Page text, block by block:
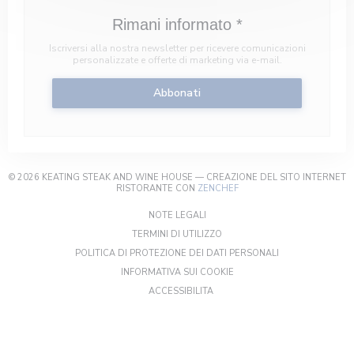
Rimani informato *
Iscriversi alla nostra newsletter per ricevere comunicazioni
personalizzate e offerte di marketing via e-mail.
Abbonati
© 2026 KEATING STEAK AND WINE HOUSE — CREAZIONE DEL SITO INTERNET
RISTORANTE CON ZENCHEF((APRE UNA NUOVA
NOTE LEGALI((APRE UNA NUOVA FINESTRA))
TERMINI DI UTILIZZO
POLITICA DI PROTEZIONE DEI DATI PERSONALI
INFORMATIVA SUI COOKIE((APRE UNA NUOVA
ACCESSIBILITA((APRE UNA NUOVA FINESTRA))